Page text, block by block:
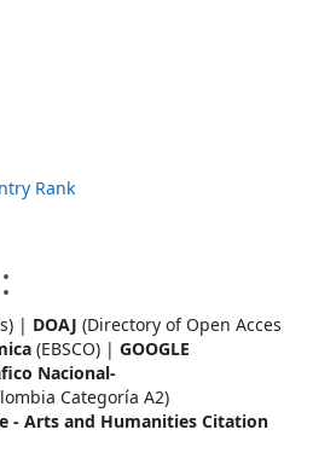
| DOAJ (Directory of Open Acces
(EBSCO) | GOOGLE
Nacional-
Categoría A2)
- Arts and Humanities Citation